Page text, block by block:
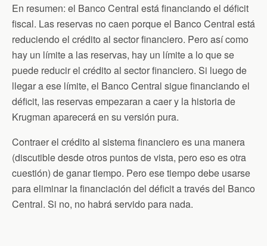
En resumen: el Banco Central está financiando el déficit
fiscal. Las reservas no caen porque el Banco Central está
reduciendo el crédito al sector financiero. Pero así como
hay un límite a las reservas, hay un límite a lo que se
puede reducir el crédito al sector financiero. Si luego de
llegar a ese límite, el Banco Central sigue financiando el
déficit, las reservas empezaran a caer y la historia de
Krugman aparecerá en su versión pura.
Contraer el crédito al sistema financiero es una manera
(discutible desde otros puntos de vista, pero eso es otra
cuestión) de ganar tiempo. Pero ese tiempo debe usarse
para eliminar la financiación del déficit a través del Banco
Central. Si no, no habrá servido para nada.